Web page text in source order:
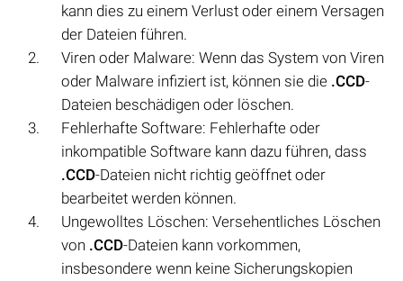
kann dies zu einem Verlust oder einem Versagen
der Dateien führen.
Viren oder Malware: Wenn das System von Viren
oder Malware infiziert ist, können sie die .CCD-
Dateien beschädigen oder löschen.
Fehlerhafte Software: Fehlerhafte oder
inkompatible Software kann dazu führen, dass
.CCD-Dateien nicht richtig geöffnet oder
bearbeitet werden können.
Ungewolltes Löschen: Versehentliches Löschen
von .CCD-Dateien kann vorkommen,
insbesondere wenn keine Sicherungskopien